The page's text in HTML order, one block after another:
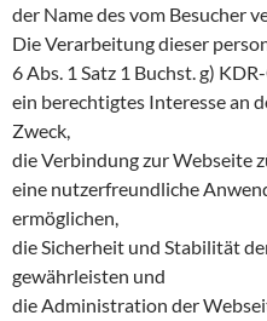
der Name des vom Besucher
Die Verarbeitung dieser
6 Abs. 1 Satz 1 Buchst. g)
ein berechtigtes Interesse an
Zweck,
die Verbindung zur Webseite
eine nutzerfreundliche
ermöglichen,
die Sicherheit und Stabilität
gewährleisten und
die Administration der